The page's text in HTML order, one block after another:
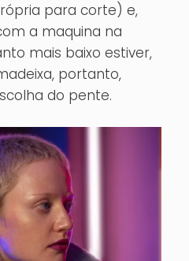
para corte) e,
a maquina na
mais baixo estiver,
portanto,
do pente.